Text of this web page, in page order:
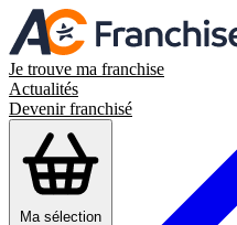
Je trouve ma franchise
Actualités
Devenir franchisé
Ma sélection